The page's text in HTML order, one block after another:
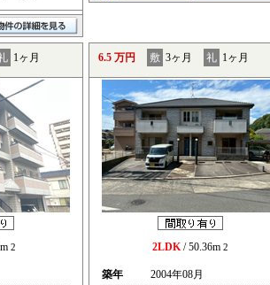
1ヶ月
2
6.5 万円 敷 3ヶ月 礼 1ヶ月
2LDK/ 50.36m 2
築年
2004年08月